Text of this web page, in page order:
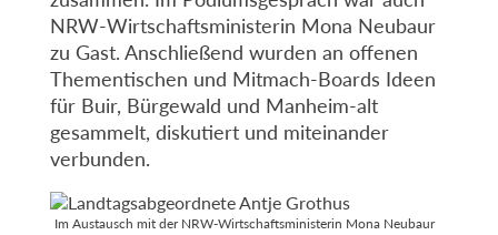
NRW-Wirtschaftsministerin Mona Neubaur
zu Gast. Anschließend wurden an offenen
Thementischen und Mitmach-Boards Ideen
für Buir, Bürgewald und Manheim-alt
gesammelt, diskutiert und miteinander
verbunden.
Im Austausch mit der NRW-Wirtschaftsministerin Mona Neubaur